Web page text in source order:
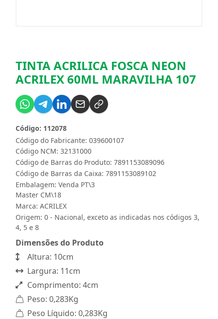
TINTA ACRILICA FOSCA NEON
ACRILEX 60ML MARAVILHA 107
Código do Fabricante: 039600107
Código: 112078
Código NCM: 32131000
Código de Barras do Produto: 7891153089096
Código de Barras da Caixa: 7891153089102
Embalagem: Venda PT\3
Master CM\18
Marca: ACRILEX
Origem: 0 - Nacional, exceto as indicadas nos códigos 3,
4, 5 e 8
Dimensões do Produto
Altura: 10cm
Largura: 11cm
Comprimento: 4cm
Peso: 0,283Kg
Peso Líquido: 0,283Kg